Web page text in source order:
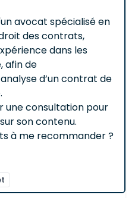
avocat spécialisé en
des contrats,
dans les
afin de
d’un contrat de
une consultation pour
son contenu.
à me recommander ?